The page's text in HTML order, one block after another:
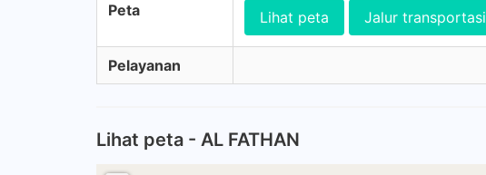
Peta Lihat peta Jalur transportasi
Pelayanan
Lihat peta - AL FATHAN